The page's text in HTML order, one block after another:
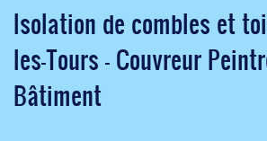
Isolation de combles et
les-Tours - Couvreur
Bâtiment